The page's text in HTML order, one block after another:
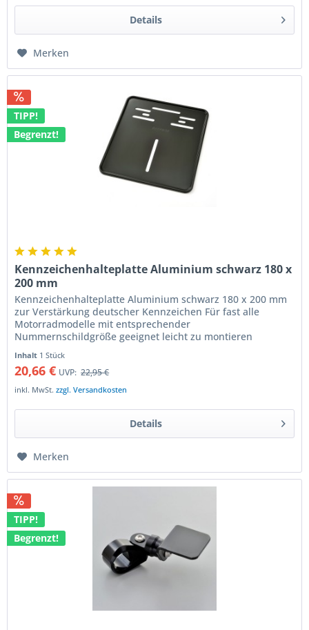
Details
Merken
TIPP!
Begrenzt!
Kennzeichenhalteplatte Aluminium schwarz 180 x
200 mm
Kennzeichenhalteplatte Aluminium schwarz 180 x 200 mm
zur Verstärkung deutscher Kennzeichen Für fast alle
Motorradmodelle mit entsprechender
Nummernschildgröße geeignet leicht zu montieren
Inhalt 1 Stück
20,66 € UVP: 22,95 €
inkl. MwSt.zzgl. Versandkosten
Details
Merken
TIPP!
Begrenzt!